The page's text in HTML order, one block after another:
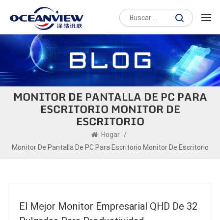
MONITOR DE PANTALLA DE PC PARA
ESCRITORIO MONITOR DE
ESCRITORIO
Hogar /
Monitor De Pantalla De PC Para Escritorio Monitor De Escritorio
El Mejor Monitor Empresarial QHD De 32